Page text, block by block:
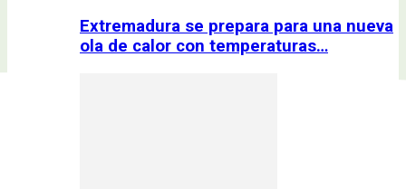
Extremadura se prepara para una nueva
ola de calor con temperaturas…